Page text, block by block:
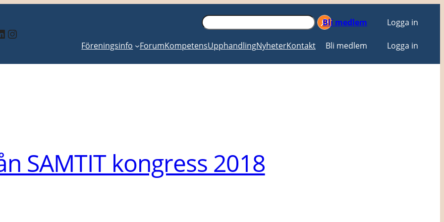
Instagram
Sök
Bli medlem Logga in
Föreningsinfo ForumKompetensUpphandlingNyheterKontakt Bli medlem Logga in
SAMTIT kongress 2018